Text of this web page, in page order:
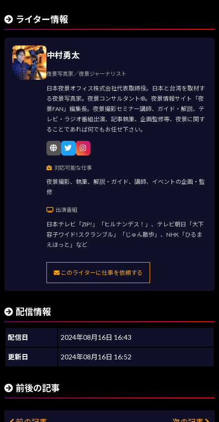
ライター情報
中村勇太
夜景写真家／夜景ジャーナリスト
日本夜景オフィス株式会社代表取締役。日本と台湾を取材す
る夜景写真家。夜景コンサルタント®。夜景情報サイト「夜
景FAN」編集長。夜景撮影セミナー講師、ガイド・解説、テ
レビ・ラジオ番組出演、記事執筆、企画監修等、夜景に関す
ることであれば何でもお任せ下さい。
対応可能な仕事
夜景撮影、執筆、解説・ガイド、講師、イベントの企画・監
修
出演番組
日本テレビ「ZIP!」「ヒルナンデス！」、テレビ朝日「大下
容子ワイド!スクランブル」「じゅん散歩」、NHK「ひるま
えほっと」など
このライターに仕事を依頼する
配信情報
配信日 2024年08月16日 16:43
更新日 2024年08月16日 16:52
前後の記事